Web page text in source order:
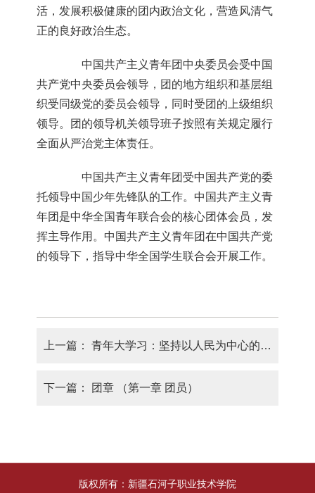
活，发展积极健康的团内政治文化，营造风清气
正的良好政治生态。
中国共产主义青年团中央委员会受中国
共产党中央委员会领导，团的地方组织和基层组
织受同级党的委员会领导，同时受团的上级组织
领导。团的领导机关领导班子按照有关规定履行
全面从严治党主体责任。
中国共产主义青年团受中国共产党的委
托领导中国少年先锋队的工作。中国共产主义青
年团是中华全国青年联合会的核心团体会员，发
挥主导作用。中国共产主义青年团在中国共产党
的领导下，指导中华全国学生联合会开展工作。
上一篇： 青年大学习：坚持以人民为中心的发展思想
下一篇： 团章 （第一章 团员）
版权所有：新疆石河子职业技术学院